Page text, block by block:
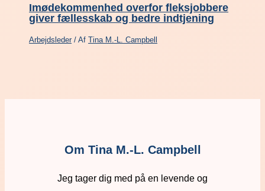
Imødekommenhed overfor fleksjobbere
giver fællesskab og bedre indtjening
Arbejdsleder/ AfTina M.-L. Campbell
Om Tina M.-L. Campbell
Jeg tager dig med på en levende og